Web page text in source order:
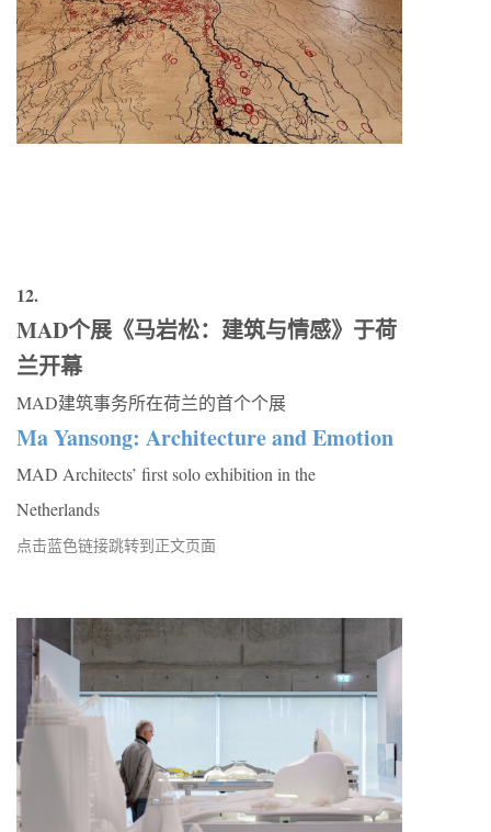
12.
MAD个展《马岩松：建筑与情感》于荷
兰开幕
MAD建筑事务所在荷兰的首个个展
Ma Yansong: Architecture and Emotion
MAD Architects’ first solo exhibition in the
Netherlands
点击蓝色链接跳转到正文页面